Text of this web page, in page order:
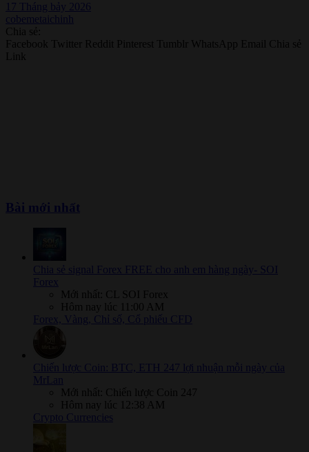
17 Tháng bảy 2026
cobemetaichinh
Chia sẻ:
Facebook Twitter Reddit Pinterest Tumblr WhatsApp Email
Chia sẻ
Link
Bài mới nhất
Chia sẻ signal Forex FREE cho anh em hàng ngày- SOI
Forex
Mới nhất: CL SOI Forex
Hôm nay lúc 11:00 AM
Forex, Vàng, Chỉ số, Cổ phiếu CFD
Chiến lược Coin: BTC, ETH 247 lợi nhuận mỗi ngày của
MrLan
Mới nhất: Chiến lược Coin 247
Hôm nay lúc 12:38 AM
Crypto Currencies